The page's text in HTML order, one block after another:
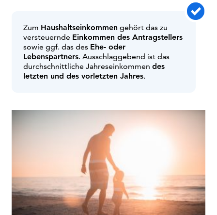
Zum Haushaltseinkommen gehört das zu
versteuernde Einkommen des Antragstellers
sowie ggf. das des Ehe- oder
Lebenspartners. Ausschlaggebend ist das
durchschnittliche Jahreseinkommen des
letzten und des vorletzten Jahres.